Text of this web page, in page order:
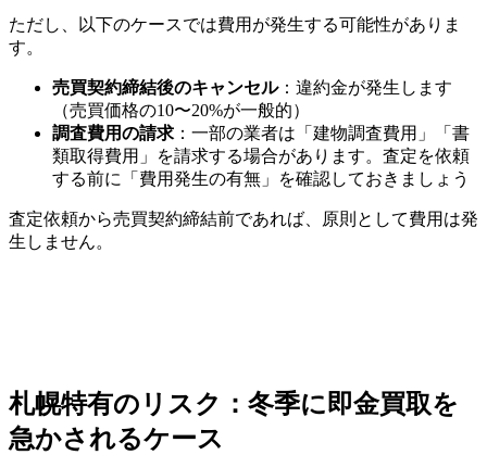
ただし、以下のケースでは費用が発生する可能性がありま
す。
売買契約締結後のキャンセル：違約金が発生します
（売買価格の10〜20%が一般的）
調査費用の請求 ：一部の業者は「建物調査費用」「書
類取得費用」を請求する場合があります。査定を依頼
する前に「費用発生の有無」を確認しておきましょう
査定依頼から売買契約締結前であれば、原則として費用は発
生しません。
札幌特有のリスク：冬季に即金買取を
急かされるケース